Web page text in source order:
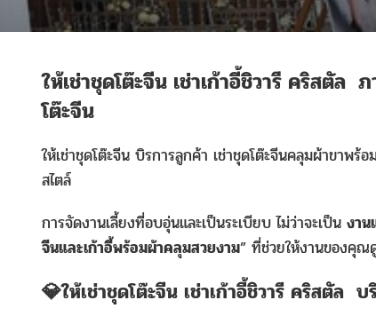
ให้เช่าชุดโต๊ะจีน เช่าเก้าอี้ชิวารี คริสตัล
โต๊ะจีน
ให้เช่าชุดโต๊ะจีน บิรการลูกค้า เช่าชุดโต๊ะจีนคลุมผ้าขาพ
สไตล์
การจัดงานเลี้ยงที่อบอุ่นและเป็นระเบียบ ไม่ว่าจะเป็น งา
จีนและเก้าอี้พร้อมผ้าคลุมสวยงาม” ที่ช่วยให้งานของคุณ
💎ให้เช่าชุดโต๊ะจีน เช่าเก้าอี้ชิวารี คริสตัล บ